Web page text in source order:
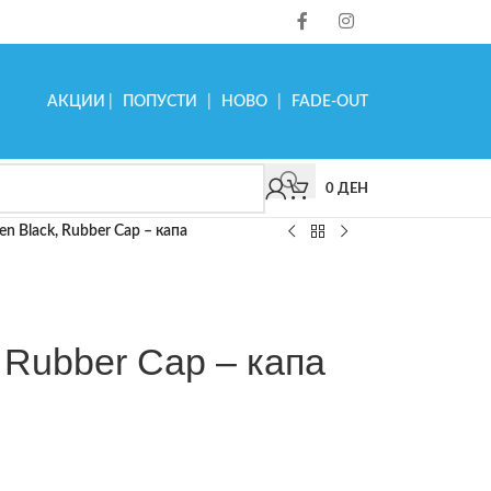
АКЦИИ ПОПУСТИ НОВО FADE-OUT
0 ДЕН
Black, Rubber Cap – капа
Cap – капа